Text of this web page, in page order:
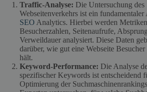
Traffic-Analyse: Die Untersuchung des
Webseitenverkehrs ist ein fundamentaler
SEO Analytics. Hierbei werden
Besucherzahlen, Seitenaufrufe,
Verweildauer analysiert. Diese Daten
darüber, wie gut eine Webseite
hält.
Keyword-Performance: Die Analyse
spezifischer Keywords ist entscheidend
Optimierung der